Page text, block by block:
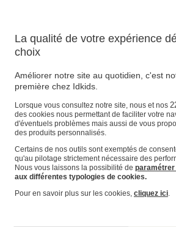
Conseils suggérés
Produits suggérés
Vos informations personnelles
Suivre une commande
Magasin
Panier
Favoris
La qualité de votre expérience
choix
Améliorer notre site au quotidien, c'est
première chez Idkids.
Lorsque vous consultez notre site, nous et nos
des cookies nous permettant de faciliter votre
d'éventuels problèmes mais aussi de vous
des produits personnalisés.
Certains de nos outils sont exemptés de
qu'au pilotage strictement nécessaire des
Nous vous laissons la possibilité de
aux différentes typologies de cookies.
Pour en savoir plus sur les cookies, cliquez ici.